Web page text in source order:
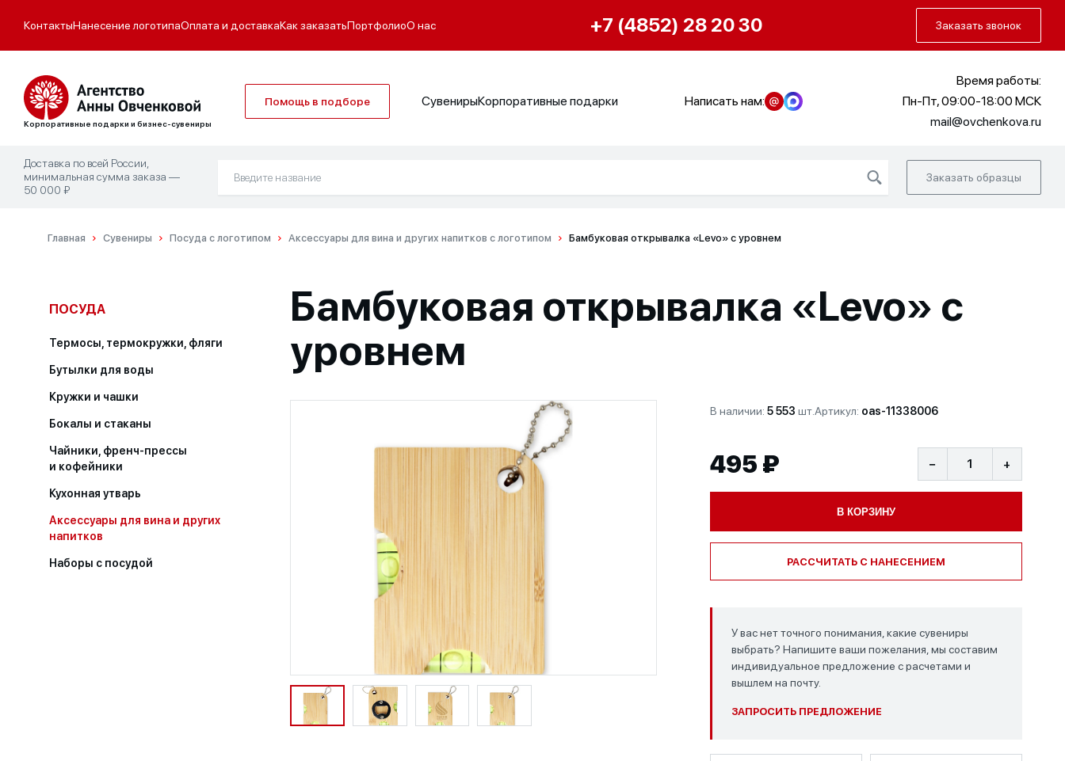
КонтактыНанесение логотипаОплата и доставкаКак заказатьПортфолиоО нас +7 (4852) 28 20 30 Заказать звонок
Корпоративные подарки и бизнес-сувениры
Помощь в подборе СувенирыКорпоративные подарки Написать нам:
Время работы:
Пн-Пт, 09:00-18:00 МСК
mail@ovchenkova.ru
Доставка по всей России,
минимальная сумма заказа —
50 000 ₽
Заказать образцы
Главная Сувениры Посуда с логотипом Аксессуары для вина и других напитков с логотипом Бамбуковая открывалка «Levo» с уровнем
ПОСУДА
Термосы, термокружки, фляги
Бутылки для воды
Кружки и чашки
Бокалы и стаканы
Чайники, френч-прессы
и кофейники
Кухонная утварь
Аксессуары для вина и других
напитков
Наборы с посудой
Бамбуковая открывалка «Levo» с
уровнем
В наличии: 5 553 шт.Артикул: oas-11338006
495 ₽ − +
В КОРЗИНУ
РАССЧИТАТЬ С НАНЕСЕНИЕМ
У вас нет точного понимания, какие сувениры
выбрать? Напишите ваши пожелания, мы составим
индивидуальное предложение с расчетами и
вышлем на почту.
ЗАПРОСИТЬ ПРЕДЛОЖЕНИЕ